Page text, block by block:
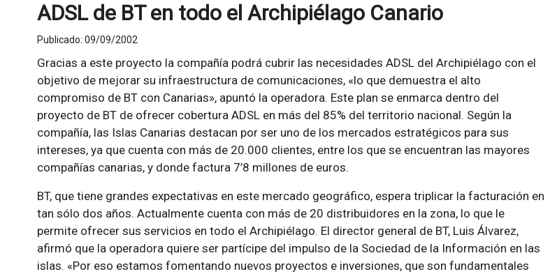
ADSL de BT en todo el Archipiélago Canario
Publicado: 09/09/2002
Gracias a este proyecto la compañía podrá cubrir las necesidades ADSL del Archipiélago con el
objetivo de mejorar su infraestructura de comunicaciones, «lo que demuestra el alto
compromiso de BT con Canarias», apuntó la operadora. Este plan se enmarca dentro del
proyecto de BT de ofrecer cobertura ADSL en más del 85% del territorio nacional. Según la
compañía, las Islas Canarias destacan por ser uno de los mercados estratégicos para sus
intereses, ya que cuenta con más de 20.000 clientes, entre los que se encuentran las mayores
compañías canarias, y donde factura 7’8 millones de euros.
BT, que tiene grandes expectativas en este mercado geográfico, espera triplicar la facturación en
tan sólo dos años. Actualmente cuenta con más de 20 distribuidores en la zona, lo que le
permite ofrecer sus servicios en todo el Archipiélago. El director general de BT, Luis Álvarez,
afirmó que la operadora quiere ser partícipe del impulso de la Sociedad de la Información en las
islas. «Por eso estamos fomentando nuevos proyectos e inversiones, que son fundamentales